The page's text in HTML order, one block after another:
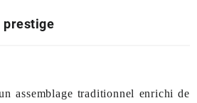
prestige
assemblage traditionnel enrichi de